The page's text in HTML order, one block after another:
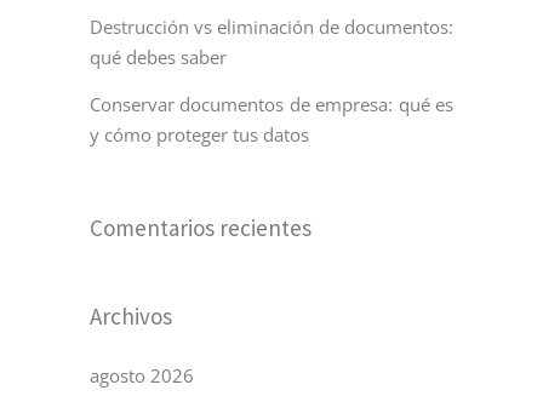
Destrucción vs eliminación de documentos:
qué debes saber
Conservar documentos de empresa: qué es
y cómo proteger tus datos
Comentarios recientes
Archivos
agosto 2026